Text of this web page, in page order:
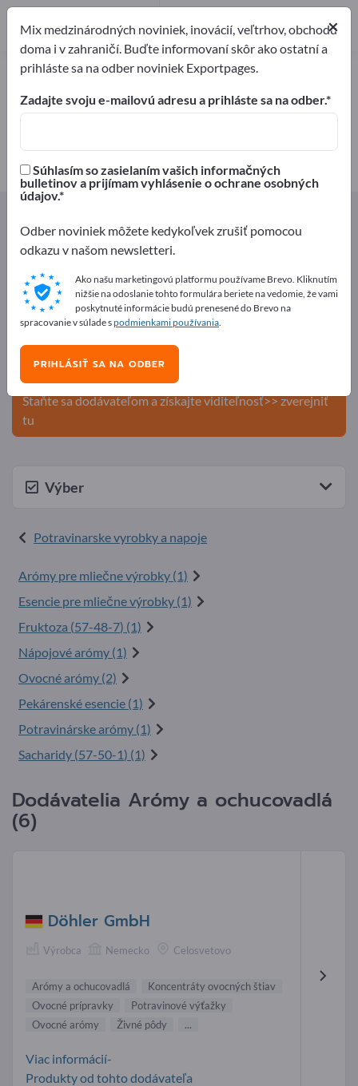
Arómy a ochucovadlá – nájdite
výrobcov a dodávateľov
6
Arómy a ochucovadlá
Inzerujte zadarmo na Exportpages!
Potreby – Ponuky – Použité tovary – Obchodné
kontakty >> začnite tu
Zverejnite svoju spoločnosť a svoje
produkty na Exportpages.
Staňte sa dodávateľom a získajte viditeľnosť>> zverejniť
tu
Výber
Potravinarske vyrobky a napoje
Arómy pre mliečne výrobky (1)
Esencie pre mliečne výrobky (1)
Fruktoza (57-48-7) (1)
Nápojové arómy (1)
Ovocné arómy (2)
Pekárenské esencie (1)
Potravinárske arómy (1)
Sacharidy (57-50-1) (1)
Dodávatelia Arómy a ochucovadlá
(6)
Döhler GmbH
Výrobca Nemecko Celosvetovo
Arómy a ochucovadlá
Koncentráty ovocných štiav
Ovocné prípravky
Potravinové výťažky
Ovocné arómy
Živné pôdy ...
Viac informácií-
Produkty od tohto dodávateľa
×
Mix medzinárodných noviniek, inovácií, veľtrhov, obchodu
doma i v zahraničí. Buďte informovaní skôr ako ostatní a
prihláste sa na odber noviniek Exportpages.
Zadajte svoju e-mailovú adresu a prihláste sa na odber.
Súhlasím so zasielaním vašich informačných
bulletinov a prijímam vyhlásenie o ochrane osobných
údajov.
Odber noviniek môžete kedykoľvek zrušiť pomocou
odkazu v našom newsletteri.
Ako našu marketingovú platformu používame Brevo. Kliknutím
nižšie na odoslanie tohto formulára beriete na vedomie, že vami
poskytnuté informácie budú prenesené do Brevo na
spracovanie v súlade spodmienkami používania.
PRIHLÁSIŤ SA NA ODBER